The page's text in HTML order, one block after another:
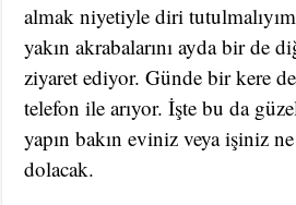
almak niyetiyle diri
yakın akrabalarını ayda bir de
ziyaret ediyor. Günde bir kere de
telefon ile arıyor. İşte bu da
yapın bakın eviniz veya işiniz
dolacak.